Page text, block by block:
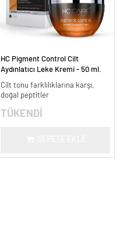
HC Pigment Control Cilt
Aydınlatıcı Leke Kremi - 50 ml.
Cilt tonu farklılıklarına karşı,
doğal peptitler
TÜKENDİ